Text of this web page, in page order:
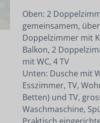
Oben: 2
gemeinsamem,
Doppelzimmer mit
Balkon, 2
mit WC, 4 TV
Unten: Dusche mit
Esszimmer, TV,
Betten) und TV,
Waschmaschine,